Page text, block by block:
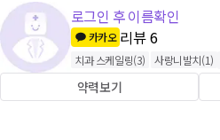
로그인 후 이름확인
카카오 리뷰6
치과 스케일링(3) 사랑니발치(1)
약력보기